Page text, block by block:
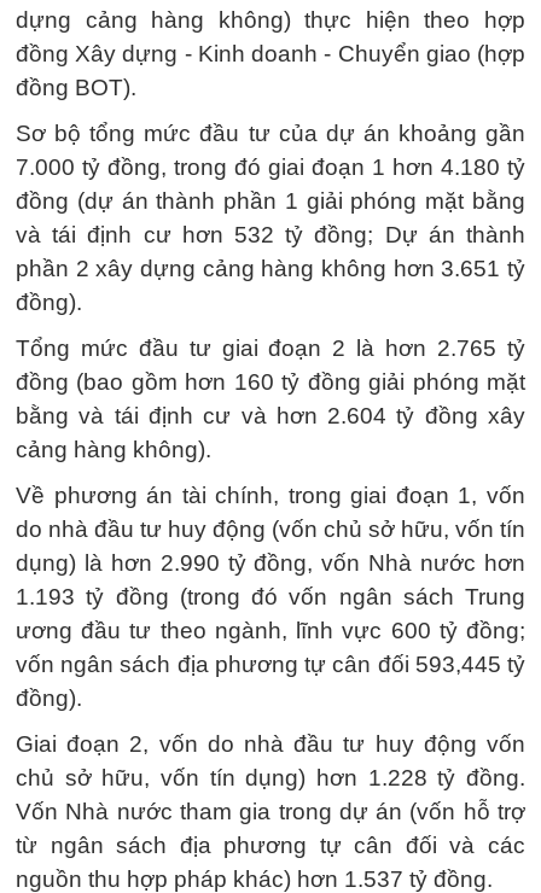
dựng cảng hàng không) thực hiện theo hợp
đồng Xây dựng - Kinh doanh - Chuyển giao (hợp
đồng BOT).
Sơ bộ tổng mức đầu tư của dự án khoảng gần
7.000 tỷ đồng, trong đó giai đoạn 1 hơn 4.180 tỷ
đồng (dự án thành phần 1 giải phóng mặt bằng
và tái định cư hơn 532 tỷ đồng; Dự án thành
phần 2 xây dựng cảng hàng không hơn 3.651 tỷ
đồng).
Tổng mức đầu tư giai đoạn 2 là hơn 2.765 tỷ
đồng (bao gồm hơn 160 tỷ đồng giải phóng mặt
bằng và tái định cư và hơn 2.604 tỷ đồng xây
cảng hàng không).
Về phương án tài chính, trong giai đoạn 1, vốn
do nhà đầu tư huy động (vốn chủ sở hữu, vốn tín
dụng) là hơn 2.990 tỷ đồng, vốn Nhà nước hơn
1.193 tỷ đồng (trong đó vốn ngân sách Trung
ương đầu tư theo ngành, lĩnh vực 600 tỷ đồng;
vốn ngân sách địa phương tự cân đối 593,445 tỷ
đồng).
Giai đoạn 2, vốn do nhà đầu tư huy động vốn
chủ sở hữu, vốn tín dụng) hơn 1.228 tỷ đồng.
Vốn Nhà nước tham gia trong dự án (vốn hỗ trợ
từ ngân sách địa phương tự cân đối và các
nguồn thu hợp pháp khác) hơn 1.537 tỷ đồng.